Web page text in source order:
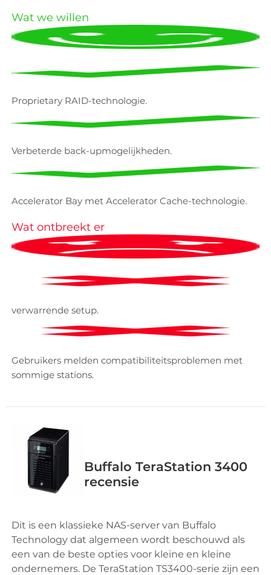
Wat we willen
Proprietary RAID-technologie.
Verbeterde back-upmogelijkheden.
Accelerator Bay met Accelerator Cache-technologie.
Wat ontbreekt er
verwarrende setup.
Gebruikers melden compatibiliteitsproblemen met
sommige stations.
Buffalo TeraStation 3400
recensie
Dit is een klassieke NAS-server van Buffalo
Technology dat algemeen wordt beschouwd als
een van de beste opties voor kleine en kleine
ondernemers. De TeraStation TS3400-serie zijn een